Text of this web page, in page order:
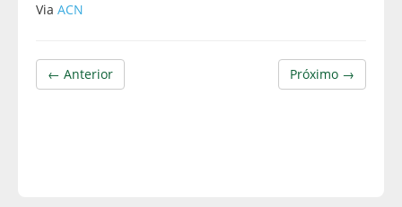
Via ACN
Próximo →
← Anterior